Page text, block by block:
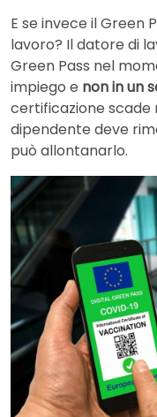
E se invece il Green
lavoro? Il datore di
Green Pass nel
impiego e non in un
certificazione scade
dipendente deve
può allontanarlo.